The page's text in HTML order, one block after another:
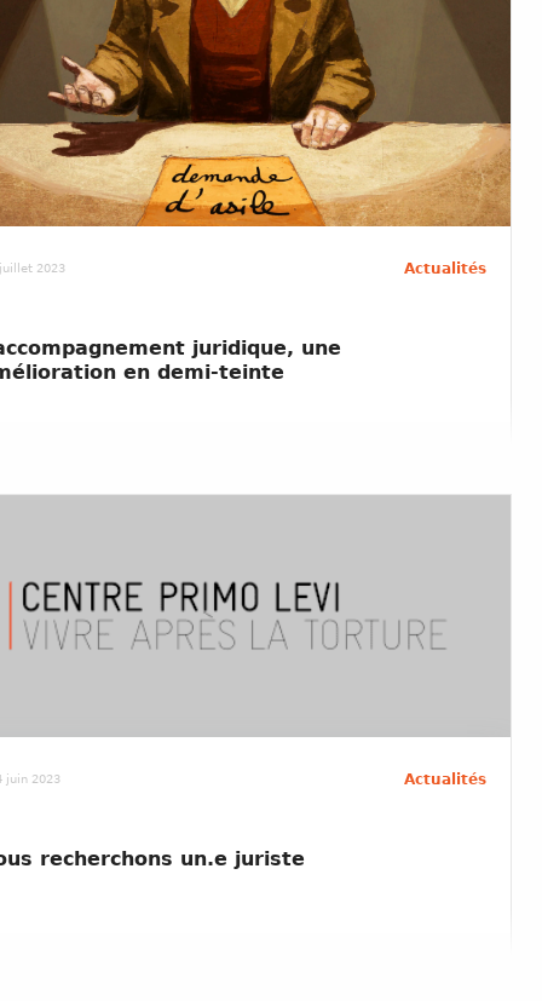
2023 Actualités
juridique, une
en demi-teinte
juin 2023 Actualités
recherchons un.e juriste